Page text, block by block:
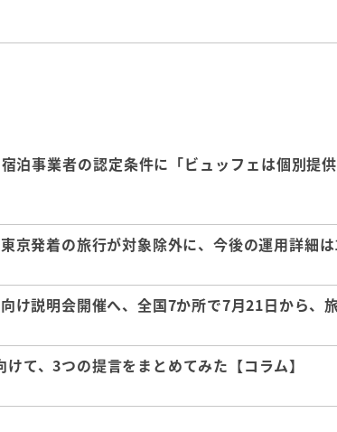
宿泊事業者の認定条件に「ビュッフェは個別提
東京発着の旅行が対象除外に、今後の運用詳細
け説明会開催へ、全国7か所で7月21日から、
て、3つの提言をまとめてみた【コラム】